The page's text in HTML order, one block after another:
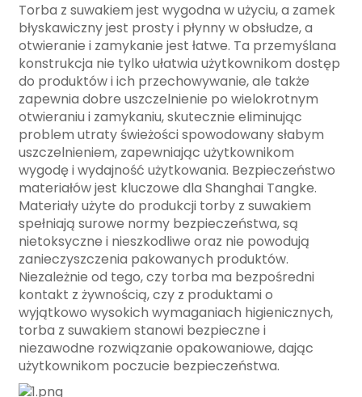
Torba z suwakiem jest wygodna w użyciu, a zamek
błyskawiczny jest prosty i płynny w obsłudze, a
otwieranie i zamykanie jest łatwe. Ta przemyślana
konstrukcja nie tylko ułatwia użytkownikom dostęp
do produktów i ich przechowywanie, ale także
zapewnia dobre uszczelnienie po wielokrotnym
otwieraniu i zamykaniu, skutecznie eliminując
problem utraty świeżości spowodowany słabym
uszczelnieniem, zapewniając użytkownikom
wygodę i wydajność użytkowania. Bezpieczeństwo
materiałów jest kluczowe dla Shanghai Tangke.
Materiały użyte do produkcji torby z suwakiem
spełniają surowe normy bezpieczeństwa, są
nietoksyczne i nieszkodliwe oraz nie powodują
zanieczyszczenia pakowanych produktów.
Niezależnie od tego, czy torba ma bezpośredni
kontakt z żywnością, czy z produktami o
wyjątkowo wysokich wymaganiach higienicznych,
torba z suwakiem stanowi bezpieczne i
niezawodne rozwiązanie opakowaniowe, dając
użytkownikom poczucie bezpieczeństwa.